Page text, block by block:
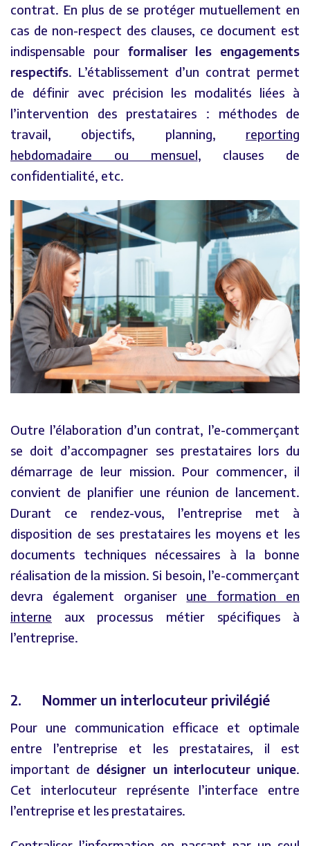
contrat. En plus de se protéger mutuellement en
cas de non-respect des clauses, ce document est
indispensable pour formaliser les engagements
respectifs. L’établissement d’un contrat permet
de définir avec précision les modalités liées à
l’intervention des prestataires : méthodes de
travail, objectifs, planning, reporting
hebdomadaire ou mensuel, clauses de
confidentialité, etc.
Outre l’élaboration d’un contrat, l’e-commerçant
se doit d’accompagner ses prestataires lors du
démarrage de leur mission. Pour commencer, il
convient de planifier une réunion de lancement.
Durant ce rendez-vous, l’entreprise met à
disposition de ses prestataires les moyens et les
documents techniques nécessaires à la bonne
réalisation de la mission. Si besoin, l’e-commerçant
devra également organiser une formation en
interne aux processus métier spécifiques à
l’entreprise.
2. Nommer un interlocuteur privilégié
Pour une communication efficace et optimale
entre l’entreprise et les prestataires, il est
important de désigner un interlocuteur unique.
Cet interlocuteur représente l’interface entre
l’entreprise et les prestataires.